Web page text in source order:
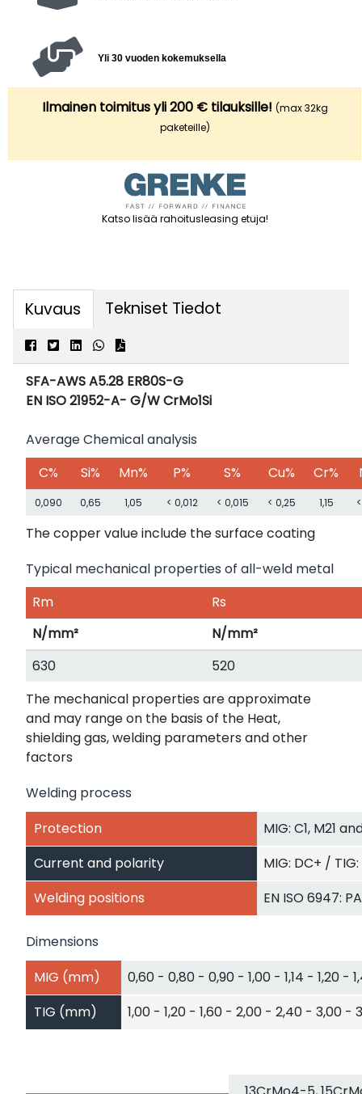
Yli 30 vuoden kokemuksella
Ilmainen toimitus yli 200 € tilauksille! (max 32kg
paketeille)
Katso lisää rahoitusleasing etuja!
Kuvaus Tekniset Tiedot
SFA-AWS A5.28 ER80S-G
EN ISO 21952-A- G/W CrMo1Si
Average Chemical analysis
C%
Si% Mn% P% S% Cu% Cr%
0,090 0,65 1,05 < 0,012 < 0,015 < 0,25 1,15
The copper value include the surface coating
Typical mechanical properties of all-weld metal
Rm
Rs
N/mm²
N/mm²
630
520
The mechanical properties are approximate
and may range on the basis of the Heat,
shielding gas, welding parameters and other
factors
Welding process
Protection
MIG: C1, M21
Current and polarity
MIG: DC+ /
Welding positions
EN ISO 6947:
Dimensions
MIG (mm)
0,60 - 0,80 - 0,90 - 1,00 - 1,14 - 1,20 -
TIG (mm)
1,00 - 1,20 - 1,60 - 2,00 - 2,40 - 3,00 -